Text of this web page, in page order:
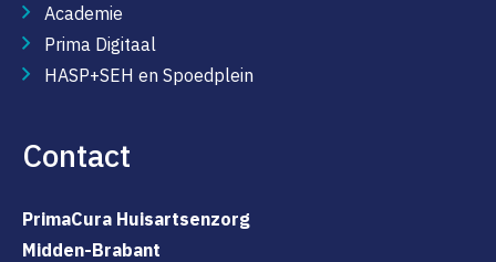
Academie
Prima Digitaal
HASP+SEH en Spoedplein
Contact
PrimaCura Huisartsenzorg
Midden-Brabant